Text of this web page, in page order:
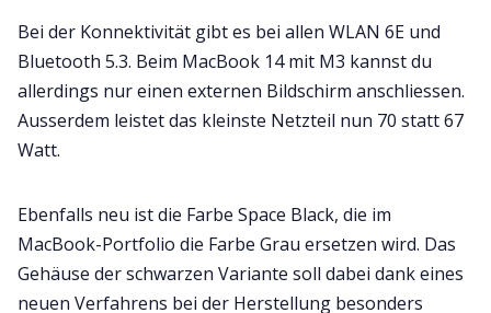
Bei der Konnektivität gibt es bei allen WLAN 6E und
Bluetooth 5.3. Beim MacBook 14 mit M3 kannst du
allerdings nur einen externen Bildschirm anschliessen.
Ausserdem leistet das kleinste Netzteil nun 70 statt 67
Watt.
Ebenfalls neu ist die Farbe Space Black, die im
MacBook-Portfolio die Farbe Grau ersetzen wird. Das
Gehäuse der schwarzen Variante soll dabei dank eines
neuen Verfahrens bei der Herstellung besonders